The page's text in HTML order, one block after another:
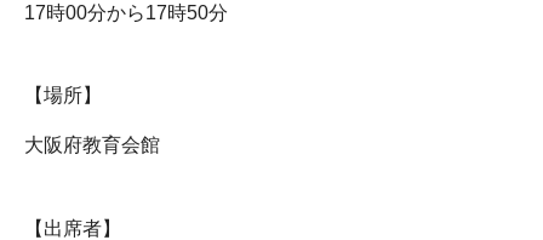
17時00分から17時50分
【場所】
大阪府教育会館
【出席者】